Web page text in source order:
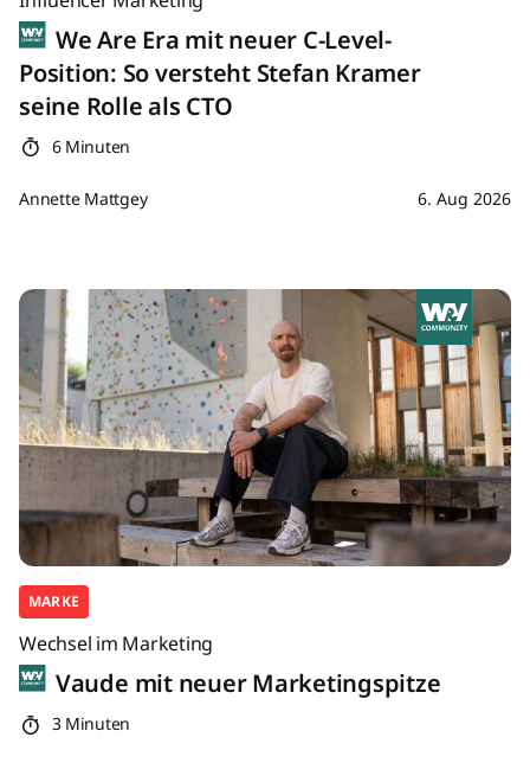
We Are Era mit neuer C-Level-
Position: So versteht Stefan Kramer
seine Rolle als CTO
6 Minuten
Annette Mattgey 6. Aug 2026
MARKE
Wechsel im Marketing
Vaude mit neuer Marketingspitze
3 Minuten